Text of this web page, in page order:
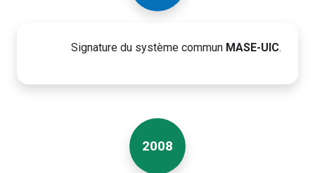
Signature du système commun MASE-UIC.
2008